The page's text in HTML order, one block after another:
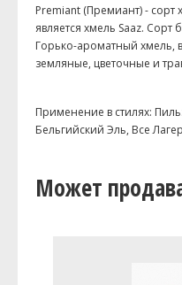
Premiant (Премиант) - сорт
является хмель Saaz. Сорт
Горько-ароматный хмель,
земляные, цветочные и
Применение в стилях:
Бельгийский Эль, Все
Может